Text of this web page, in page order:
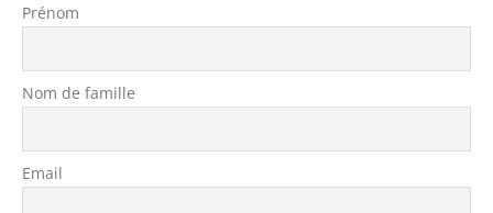
Prénom
Nom de famille
Email